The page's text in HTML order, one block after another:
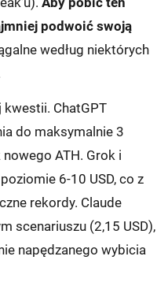
podwoić swoją
według niektórych
kwestii. ChatGPT
do maksymalnie 3
ATH. Grok i
6-10 USD, co z
rekordy. Claude
scenariuszu (2,15 USD),
napędzanego wybicia